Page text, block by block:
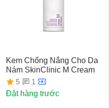
Kem Chống Nắng Cho Da
Nám SkinClinic M Cream
5
1
Đặt hàng trước